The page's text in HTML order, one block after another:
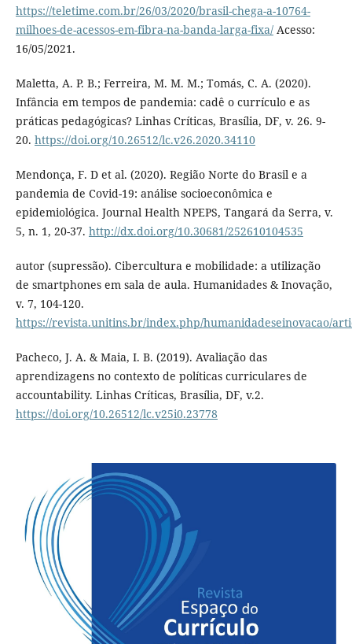
https://teletime.com.br/26/03/2020/brasil-chega-a-10764-
milhoes-de-acessos-em-fibra-na-banda-larga-fixa/Acesso:
16/05/2021.
Maletta, A. P. B.; Ferreira, M. M. M.; Tomás, C. A. (2020).
Infância em tempos de pandemia: cadê o currículo e as
práticas pedagógicas? Linhas Críticas, Brasília, DF, v. 26. 9-
20. https://doi.org/10.26512/lc.v26.2020.34110
Mendonça, F. D et al. (2020). Região Norte do Brasil e a
pandemia de Covid-19: análise socioeconômica e
epidemiológica. Journal Health NPEPS, Tangará da Serra, v.
5, n. 1, 20-37. http://dx.doi.org/10.30681/252610104535
autor (supressão). Cibercultura e mobilidade: a utilização
de smartphones em sala de aula. Humanidades & Inovação,
v. 7, 104-120.
https://revista.unitins.br/index.php/humanidadeseinovacao/
Pacheco, J. A. & Maia, I. B. (2019). Avaliação das
aprendizagens no contexto de políticas curriculares de
accountability. Linhas Críticas, Brasília, DF, v.2.
https://doi.org/10.26512/lc.v25i0.23778